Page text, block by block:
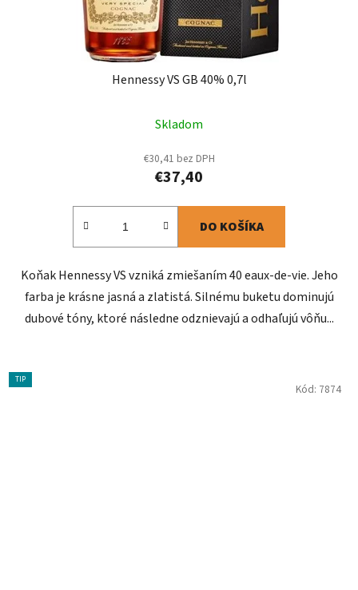
Hennessy VS GB 40% 0,7l
Skladom
€30,41 bez DPH
€37,40
DO KOŠÍKA
Koňak Hennessy VS vzniká zmiešaním 40 eaux-de-vie. Jeho
farba je krásne jasná a zlatistá. Silnému buketu dominujú
dubové tóny, ktoré následne odznievajú a odhaľujú vôňu...
TIP
Kód: 7874